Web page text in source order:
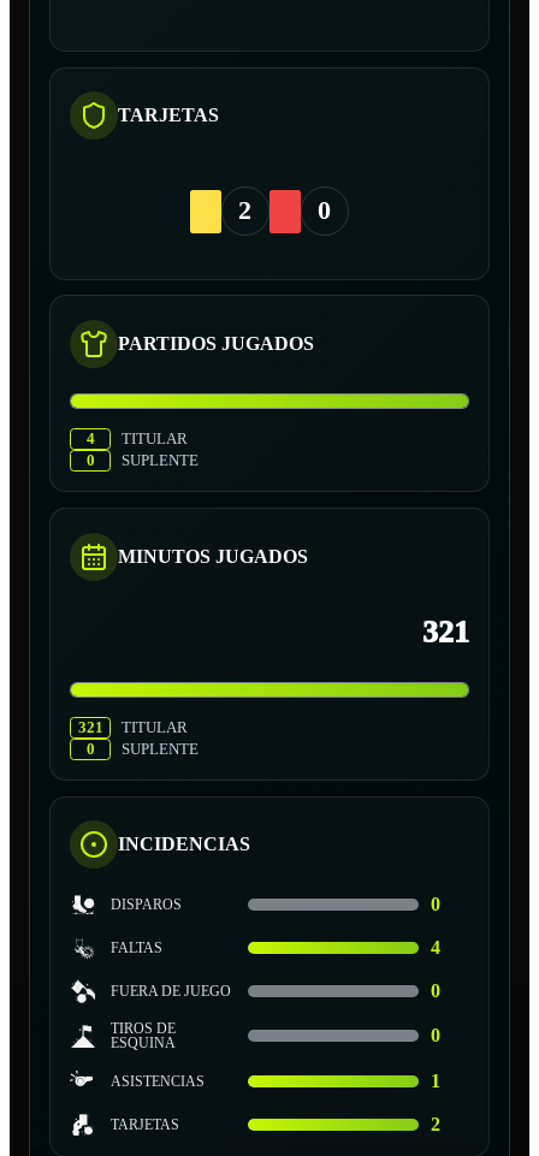
TARJETAS
2 0
PARTIDOS JUGADOS
4
TITULAR
0
SUPLENTE
MINUTOS JUGADOS
321
321
TITULAR
0
SUPLENTE
INCIDENCIAS
DISPAROS 0
FALTAS 4
FUERA DE JUEGO 0
TIROS DE
ESQUINA
0
ASISTENCIAS 1
TARJETAS 2